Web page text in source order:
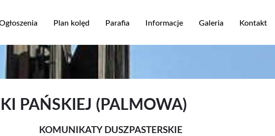
treści
Plan kolęd Parafia Informacje Galeria Kontakt
PAŃSKIEJ (PALMOWA)
KOMUNIKATY DUSZPASTERSKIE